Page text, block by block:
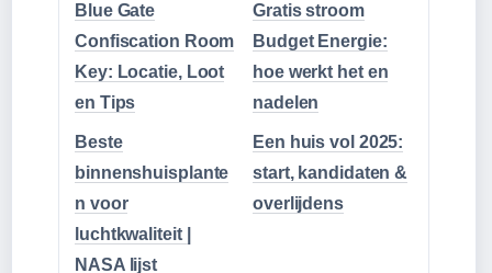
Blue Gate
Confiscation Room
Key: Locatie, Loot
en Tips
Gratis stroom
Budget Energie:
hoe werkt het en
nadelen
Beste
binnenshuisplante
n voor
luchtkwaliteit |
NASA lijst
Een huis vol 2025:
start, kandidaten &
overlijdens